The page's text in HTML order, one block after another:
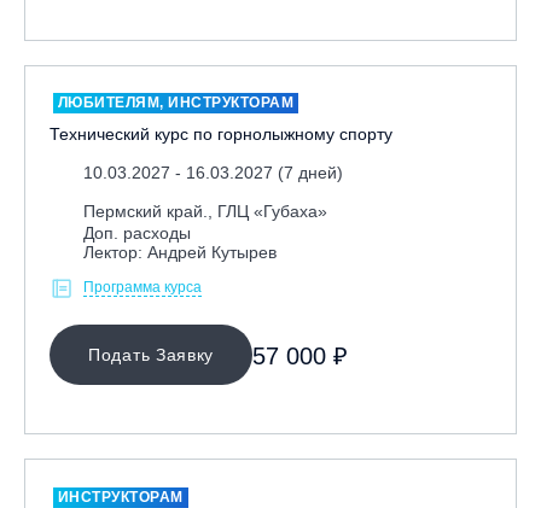
Москва, СК «Кант»
Москва, Скалодром "Атмосфера"
Москва, СЭК «Лата Трэк»
Москва, ул. Олеко Дундича 19/15
Московская обл., ВГК «Лисья Гора»
Московская обл., ГК Леонида Тягачёва
Московская обл., ГЛК «Красная Горка»
Московская обл., Сергиев Посад, вейк парк Boardberry
Нижегородская обл., СК «Хабарское»
Пермский край., ГЛЦ «Губаха»
Пермь, ГК «Жебреи»
ЛЮБИТЕЛЯМ, ИНСТРУКТОРАМ
Технический курс по горнолыжному спорту
10.03.2027 - 16.03.2027 (7 дней)
Пермский край., ГЛЦ «Губаха»
Доп. расходы
Лектор: Андрей Кутырев
Программа курса
Подать Заявку 57 000 ₽
ИНСТРУКТОРАМ